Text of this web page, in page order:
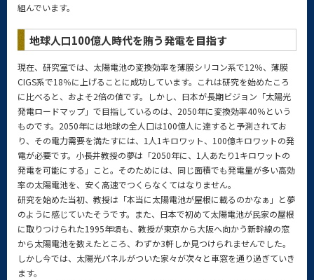
組んでいます。
地球人口100億人時代を賄う発電を目指す
現在、研究室では、太陽電池の変換効率を薄膜シリコン系で12％、薄膜
CIGS系で18％に上げることに成功しています。これは研究を始めたころ
に比べると、およそ2倍の値です。しかし、日本が長期ビジョン「太陽光
発電ロードマップ」で目指しているのは、2050年に変換効率40％という
ものです。2050年には地球の全人口は100億人に達すると予測されてお
り、その電力需要を満たすには、1人1キロワット、100億キロワットの発
電が必要です。小長井教授の夢は「2050年に、1人あたり1キロワットの
発電を可能にする」こと。そのためには、同じ面積でも発電量が多い高効
率の太陽電池を、安く高速でつくらなくてはなりません。
研究を始めた当初、教授は「本当に太陽電池が屋根に載るのかなぁ」と夢
のように感じていたそうです。また、日本で初めて太陽電池が民家の屋根
に取りつけられた1995年頃も、教授が東京から大阪へ向かう新幹線の窓
から太陽電池を数えたところ、わずか3軒しか見つけられませんでした。
しかし今では、太陽光パネルがついた家々が次々と車窓を通り過ぎていき
ます。